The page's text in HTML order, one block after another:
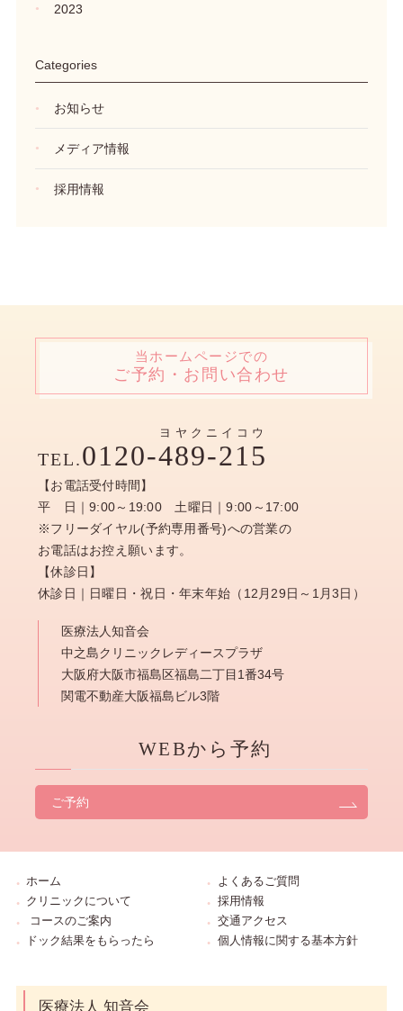
2023
Categories
お知らせ
メディア情報
採用情報
当ホームページでの
ご予約・お問い合わせ
TEL.0120-489-215
ヨヤクニイコウ
【お電話受付時間】
平 日｜9:00～19:00 土曜日｜9:00～17:00
※フリーダイヤル(予約専用番号)への営業の
お電話はお控え願います。
【休診日】
休診日｜日曜日・祝日・年末年始（12月29日～1月3日）
医療法人知音会
中之島クリニックレディースプラザ
大阪府大阪市福島区福島二丁目1番34号
関電不動産大阪福島ビル3階
WEBから予約
ご予約
ホーム
クリニックについて
コースのご案内
ドック結果をもらったら
よくあるご質問
採用情報
交通アクセス
個人情報に関する基本方針
医療法人 知音会